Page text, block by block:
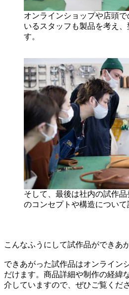
オンラインショップや店頭
いるスタッフも製品を考え、
す。
そして、最後は社内の試作
のコンセプトや構造について
こんなふうにして試作品ができあ
できあがった試作品はオンライン
だけます。商品詳細や制作の経緯
介していますので、ぜひご覧くださ